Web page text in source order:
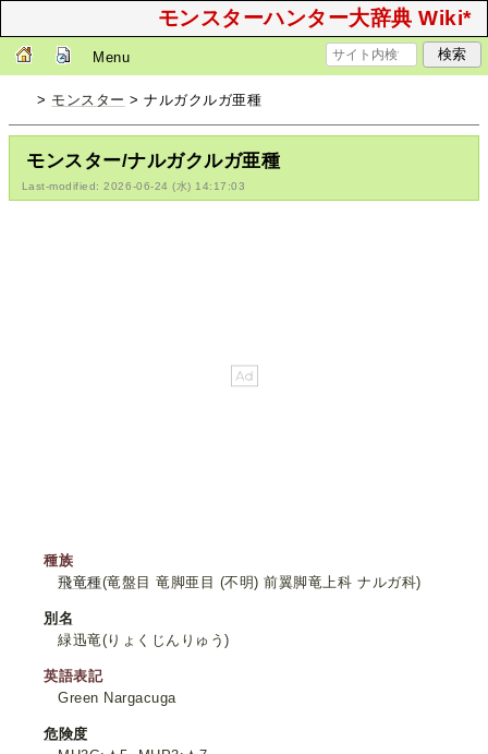
モンスターハンター大辞典 Wiki*
Menu
> モンスター > ナルガクルガ亜種
モンスター/ナルガクルガ亜種
Last-modified: 2026-06-24 (水) 14:17:03
種族
飛竜種(竜盤目 竜脚亜目 (不明) 前翼脚竜上科 ナルガ科)
別名
緑迅竜(りょくじんりゅう)
英語表記
Green Nargacuga
危険度